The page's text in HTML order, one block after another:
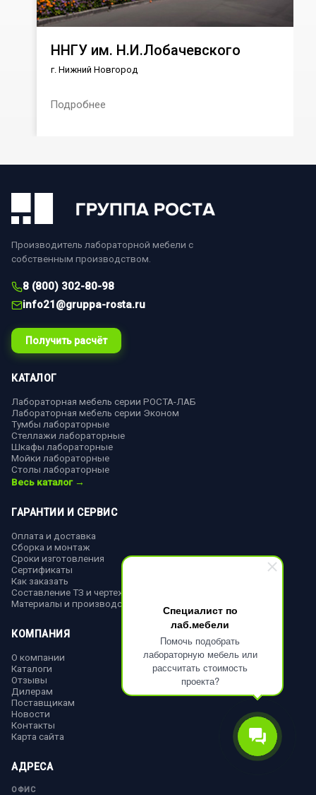
Специалист по
лаб.мебели
Помочь подобрать
лабораторную мебель или
рассчитать стоимость
проекта?
ННГУ им. Н.И.Лобачевского
г. Нижний Новгород
Подробнее
Производитель лабораторной мебели с
собственным производством.
8 (800) 302-80-98
info21@gruppa-rosta.ru
Получить расчёт
КАТАЛОГ
Лабораторная мебель серии РОСТА-ЛАБ
Лабораторная мебель серии Эконом
Тумбы лабораторные
Стеллажи лабораторные
Шкафы лабораторные
Мойки лабораторные
Столы лабораторные
Весь каталог →
ГАРАНТИИ И СЕРВИС
Оплата и доставка
Сборка и монтаж
Сроки изготовления
Сертификаты
Как заказать
Составление ТЗ и чертежей
Материалы и производство
КОМПАНИЯ
О компании
Каталоги
Отзывы
Дилерам
Поставщикам
Новости
Контакты
Карта сайта
АДРЕСА
ОФИС